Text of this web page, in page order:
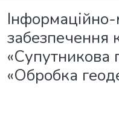
забезпечення
«Супутникова
«Обробка